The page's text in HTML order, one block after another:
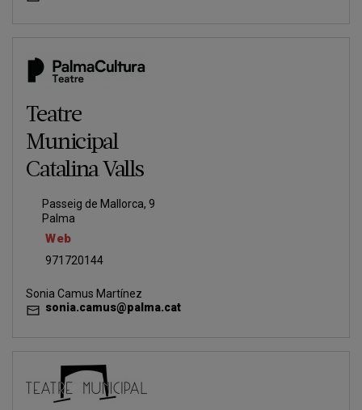
Teatre
Municipal
Catalina Valls
Passeig de Mallorca, 9
Palma
Web
971720144
Sonia Camus Martínez
sonia.camus@palma.cat